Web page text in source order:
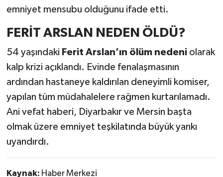
emniyet mensubu olduğunu ifade etti.
FERİT ARSLAN NEDEN ÖLDÜ?
54 yaşındaki Ferit Arslan’ın ölüm nedeniolarak
kalp krizi açıklandı. Evinde fenalaşmasının
ardından hastaneye kaldırılan deneyimli komiser,
yapılan tüm müdahalelere rağmen kurtarılamadı.
Ani vefat haberi, Diyarbakır ve Mersin başta
olmak üzere emniyet teşkilatında büyük yankı
uyandırdı.
Kaynak: Haber Merkezi